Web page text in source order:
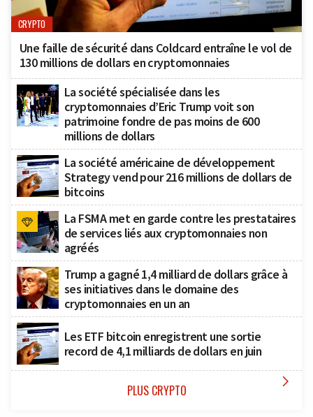
CRYPTO
Une faille de sécurité dans Coldcard entraîne le vol de
130 millions de dollars en cryptomonnaies
La société spécialisée dans les
cryptomonnaies d’Eric Trump voit son
patrimoine fondre de pas moins de 600
millions de dollars
La société américaine de développement
Strategy vend pour 216 millions de dollars de
bitcoins
La FSMA met en garde contre les prestataires
de services liés aux cryptomonnaies non
agréés
Trump a gagné 1,4 milliard de dollars grâce à
ses initiatives dans le domaine des
cryptomonnaies en un an
Les ETF bitcoin enregistrent une sortie
record de 4,1 milliards de dollars en juin
PLUS CRYPTO 